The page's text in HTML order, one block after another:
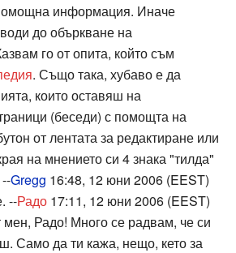
информация. Иначе
до объркване на
го от опита, който съм
. Също така, хубаво е да
които оставяш на
(беседи) с помощта на
от лентата за редактиране или
на мнението си 4 знака "тилда"
Gregg 16:48, 12 юни 2006 (EEST)
--Радо 17:11, 12 юни 2006 (EEST)
мен, Радо! Много се радвам, че си
Само да ти кажа, нещо, кето за